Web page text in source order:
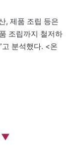
, 제품 조립 등은
조립까지 철저하
분석했다. <온
▼